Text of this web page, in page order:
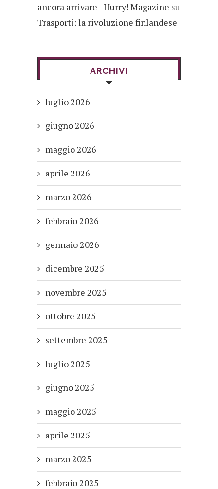
ancora arrivare - Hurry! Magazine su
Trasporti: la rivoluzione finlandese
ARCHIVI
luglio 2026
giugno 2026
maggio 2026
aprile 2026
marzo 2026
febbraio 2026
gennaio 2026
dicembre 2025
novembre 2025
ottobre 2025
settembre 2025
luglio 2025
giugno 2025
maggio 2025
aprile 2025
marzo 2025
febbraio 2025